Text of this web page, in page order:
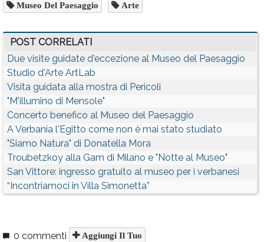
Museo Del Paesaggio Arte
POST CORRELATI
Due visite guidate d'eccezione al Museo del Paesaggio
Studio d'Arte ArtLab
Visita guidata alla mostra di Pericoli
"M'illumino di Mensole"
Concerto benefico al Museo del Paesaggio
A Verbania l'Egitto come non è mai stato studiato
"Siamo Natura" di Donatella Mora
Troubetzkoy alla Gam di Milano e "Notte al Museo"
San Vittore: ingresso gratuito al museo per i verbanesi
“Incontriamoci in Villa Simonetta”
0 commenti Aggiungi Il Tuo